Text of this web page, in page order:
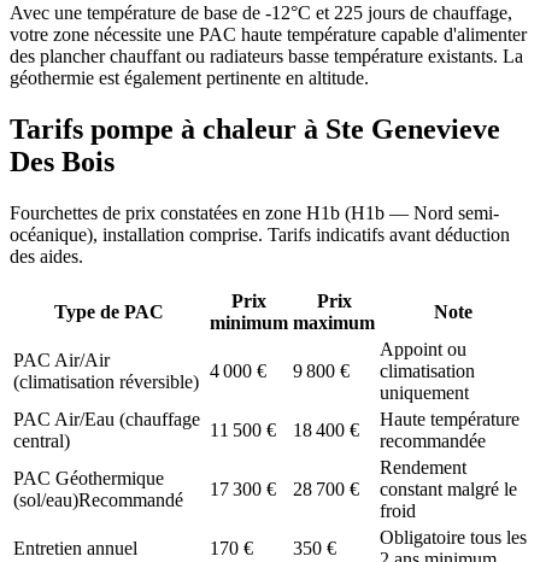
Avec une température de base de -12°C et 225 jours de chauffage,
votre zone nécessite une PAC haute température capable d'alimenter
des plancher chauffant ou radiateurs basse température existants. La
géothermie est également pertinente en altitude.
Tarifs pompe à chaleur à Ste Genevieve
Des Bois
Fourchettes de prix constatées en zone H1b (H1b — Nord semi-
océanique), installation comprise. Tarifs indicatifs avant déduction
des aides.
Type de PAC
Prix
minimum
Prix
maximum
Note
PAC Air/Air
(climatisation réversible)
4 000 € 9 800 €
Appoint ou
climatisation
uniquement
PAC Air/Eau (chauffage
central)
11 500 € 18 400 €
Haute température
recommandée
PAC Géothermique
(sol/eau)Recommandé
17 300 € 28 700 €
Rendement
constant malgré le
froid
Entretien annuel
170 € 350 €
Obligatoire tous les